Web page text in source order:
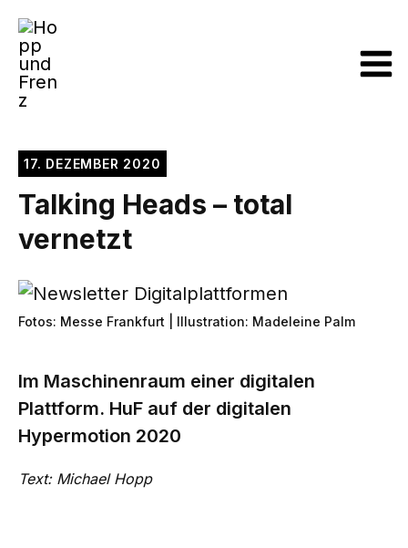
Zum
Inhalt
springen
17. DEZEMBER 2020
Talking Heads – total
vernetzt
Fotos: Messe Frankfurt | Illustration: Madeleine Palm
Im Maschinenraum einer digitalen
Plattform. HuF auf der digitalen
Hypermotion 2020
Text: Michael Hopp